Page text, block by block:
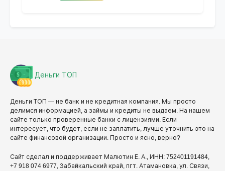
Деньги ТОП
Деньги ТОП — не банк и не кредитная компания. Мы просто
делимся информацией, а займы и кредиты не выдаем. На нашем
сайте только проверенные банки с лицензиями. Если
интересует, что будет, если не заплатить, лучше уточнить это на
сайте финансовой организации. Просто и ясно, верно?
Сайт сделал и поддерживает Малютин Е. А., ИНН: 752401191484,
+7 918 074 6977, Забайкальский край, пгт. Атамановка, ул. Связи,